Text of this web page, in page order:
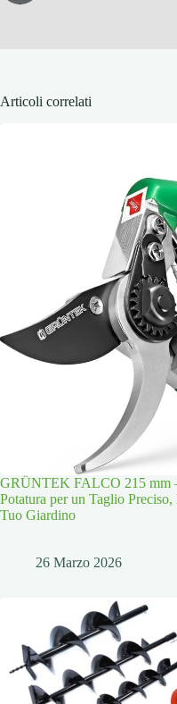
Articoli correlati
GRÜNTEK FALCO 215 mm
Potatura per un Taglio
Tuo Giardino
26 Marzo 2026